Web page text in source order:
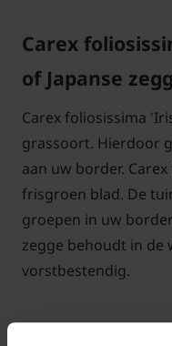
Carex
of Japanse
Carex foliosissima
grassoort. Hierdoor
aan uw border.
frisgroen blad. De
groepen in uw
zegge behoudt in de
vorstbestendig.